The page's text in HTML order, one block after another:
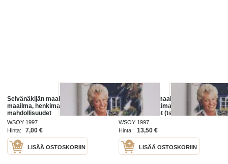
Selvänäkijän maailmat : tämä
maailma, henkimaailma, ihmisen
mahdollisuudet
WSOY 1997
Hinta:
7,00 €
LISÄÄ OSTOSKORIIN
Selvänäkijän maailmat : tämä
maailma, henkimaailma, ihmisen
mahdollisuudet (tekijän omiste,
signeerattu)
WSOY 1997
Hinta:
13,50 €
LISÄÄ OSTOSKORIIN